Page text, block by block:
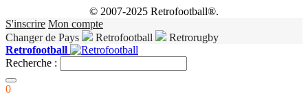
© 2007-2025 Retrofootball®.
S'inscrire Mon compte
Changer de Pays
Retrofootball
Retrorugby
Retrofootball
Recherche :
0